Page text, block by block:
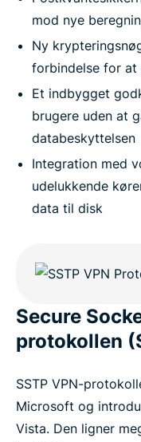
mod nye
Ny
forbindelse for at
Et indbygget
brugere uden at
databeskyttelsen
Integration med
udelukkende
data til disk
Secure
protokollen
SSTP VPN-
Microsoft og
Vista. Den ligner